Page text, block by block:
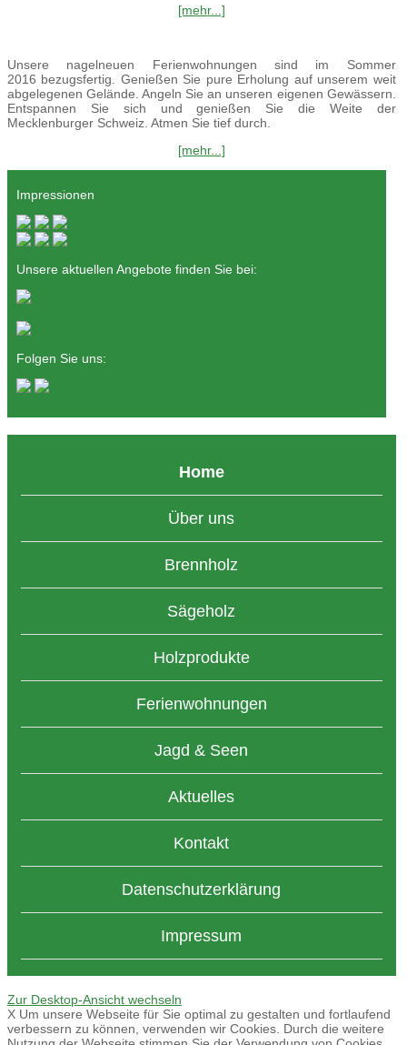
[mehr...]
Unsere nagelneuen Ferienwohnungen sind im Sommer
2016 bezugsfertig. Genießen Sie pure Erholung auf unserem weit
abgelegenen Gelände. Angeln Sie an unseren eigenen Gewässern.
Entspannen Sie sich und genießen Sie die Weite der
Mecklenburger Schweiz. Atmen Sie tief durch.
[mehr...]
Impressionen
Unsere aktuellen Angebote finden Sie bei:
Folgen Sie uns:
Home
Über uns
Brennholz
Sägeholz
Holzprodukte
Ferienwohnungen
Jagd & Seen
Aktuelles
Kontakt
Datenschutzerklärung
Impressum
Zur Desktop-Ansicht wechseln
X Um unsere Webseite für Sie optimal zu gestalten und fortlaufend
verbessern zu können, verwenden wir Cookies. Durch die weitere